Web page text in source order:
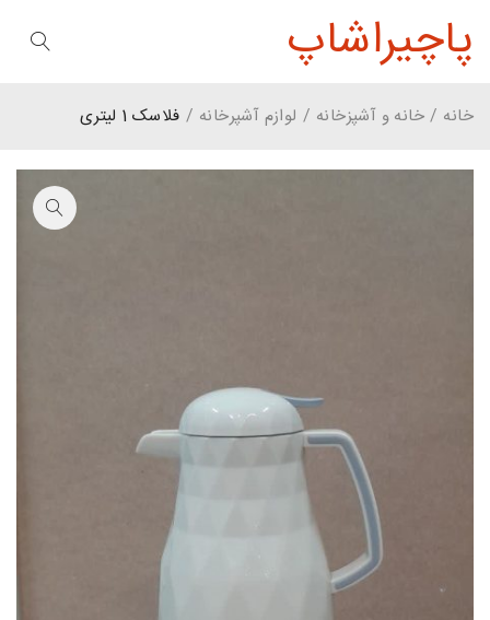
پاچیراشاپ
خانه / خانه و آشپزخانه / لوازم آشپرخانه / فلاسک 1 لیتری